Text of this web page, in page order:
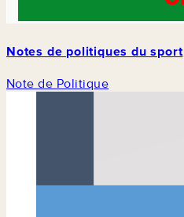
Notes de politiques du sport
Note de Politique